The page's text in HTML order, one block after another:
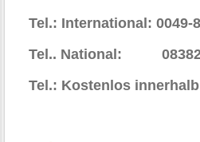
Tel.: International: 0049-
Tel.. National: 08382-
Tel.: Kostenlos innerhalb